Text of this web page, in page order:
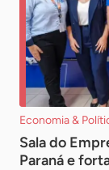
Economia &
Sala do
Paraná e